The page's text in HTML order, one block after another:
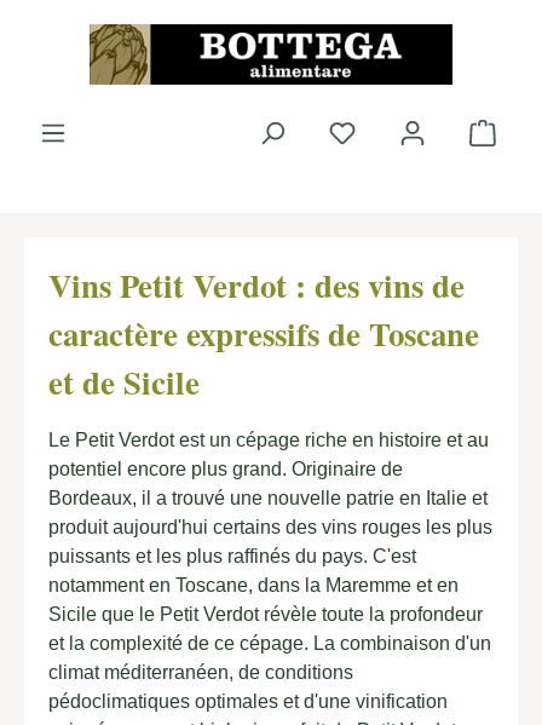
Passer au contenu principal
Vous avez 0 Le
Vins Petit Verdot : des vins de
caractère expressifs de Toscane
et de Sicile
Le Petit Verdot est un cépage riche en histoire et au
potentiel encore plus grand. Originaire de
Bordeaux, il a trouvé une nouvelle patrie en Italie et
produit aujourd'hui certains des vins rouges les plus
puissants et les plus raffinés du pays. C'est
notamment en Toscane, dans la Maremme et en
Sicile que le Petit Verdot révèle toute la profondeur
et la complexité de ce cépage. La combinaison d'un
climat méditerranéen, de conditions
pédoclimatiques optimales et d'une vinification